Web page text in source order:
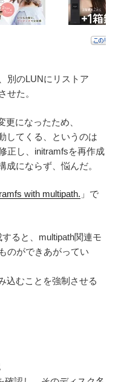
別のLUNにリストア
せた。
になったため、
してくる、というのは
正し、initramfsを再作成
成にならず、悩んだ。
with multipath. 」で
ると、multipath関連モ
のができあがってい
込むことを強制させる